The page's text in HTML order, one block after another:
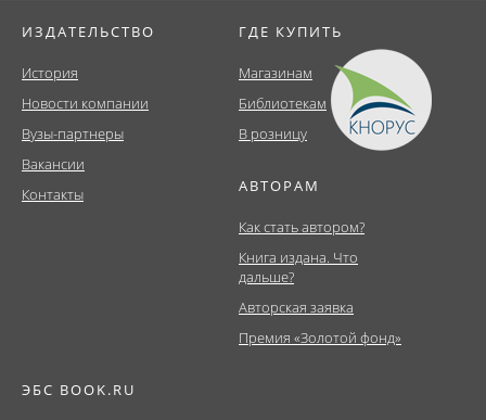
ИЗДАТЕЛЬСТВО
История
Новости компании
Вузы-партнеры
Вакансии
Контакты
ГДЕ КУПИТЬ
Магазинам
Библиотекам
В розницу
АВТОРАМ
Как стать автором?
Книга издана. Что
дальше?
Авторская заявка
Премия «Золотой фонд»
ЭБС BOOK.RU